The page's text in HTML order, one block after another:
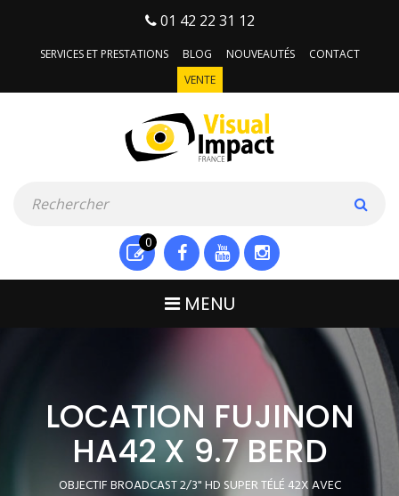
01 42 22 31 12
SERVICES ET PRESTATIONS BLOG NOUVEAUTÉS
CONTACT
VENTE
0
MENU
LOCATION FUJINON
HA42 X 9.7 BERD
OBJECTIF BROADCAST 2/3" HD SUPER TÉLÉ 42X AVEC